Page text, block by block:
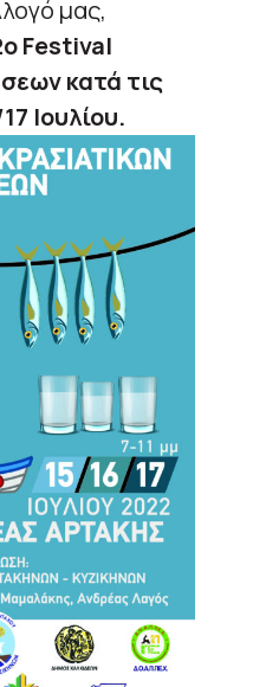
μας,
Festival
κατά τις
Ιουλίου.